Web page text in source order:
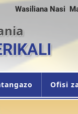
Wasiliana Nasi
Ofisi